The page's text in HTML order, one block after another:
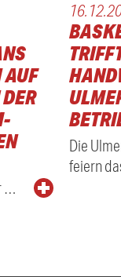
AUF
…
Die
feiern